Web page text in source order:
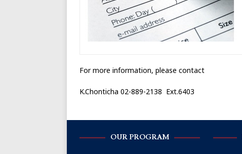
For more information, please contact
K.Chonticha 02-889-2138 Ext.6403
OUR PROGRAM